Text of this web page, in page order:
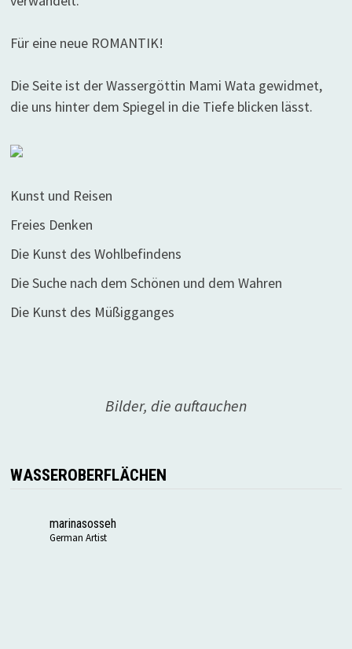
Für eine neue ROMANTIK!
Die Seite ist der Wassergöttin Mami Wata gewidmet,
die uns hinter dem Spiegel in die Tiefe blicken lässt.
Kunst und Reisen
Freies Denken
Die Kunst des Wohlbefindens
Die Suche nach dem Schönen und dem Wahren
Die Kunst des Müßigganges
Bilder, die auftauchen
WASSEROBERFLÄCHEN
marinasosseh
German Artist